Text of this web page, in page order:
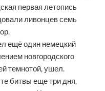
первая летопись
ливонцев семь
ещё один немецкий
новгородского
темнотой, ушел.
битвы еще три дня,